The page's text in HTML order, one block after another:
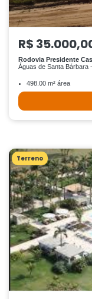
R$
Rodovia Presidente
Águas de Santa Bárbara
498.00 m² área
Terreno